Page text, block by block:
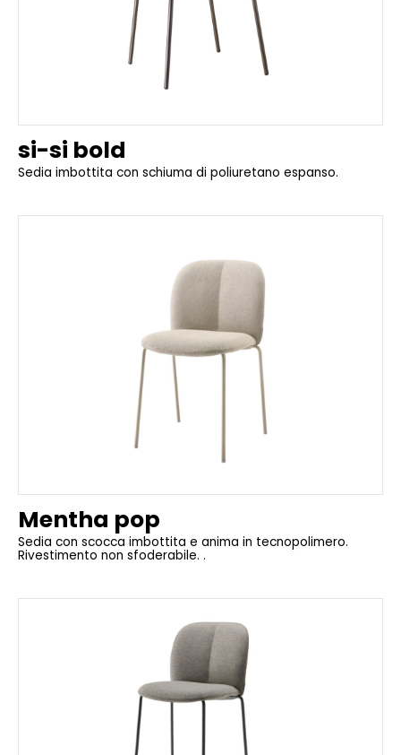
si-si bold
Sedia imbottita con schiuma di poliuretano espanso.
Mentha pop
Sedia con scocca imbottita e anima in tecnopolimero.
Rivestimento non sfoderabile. .